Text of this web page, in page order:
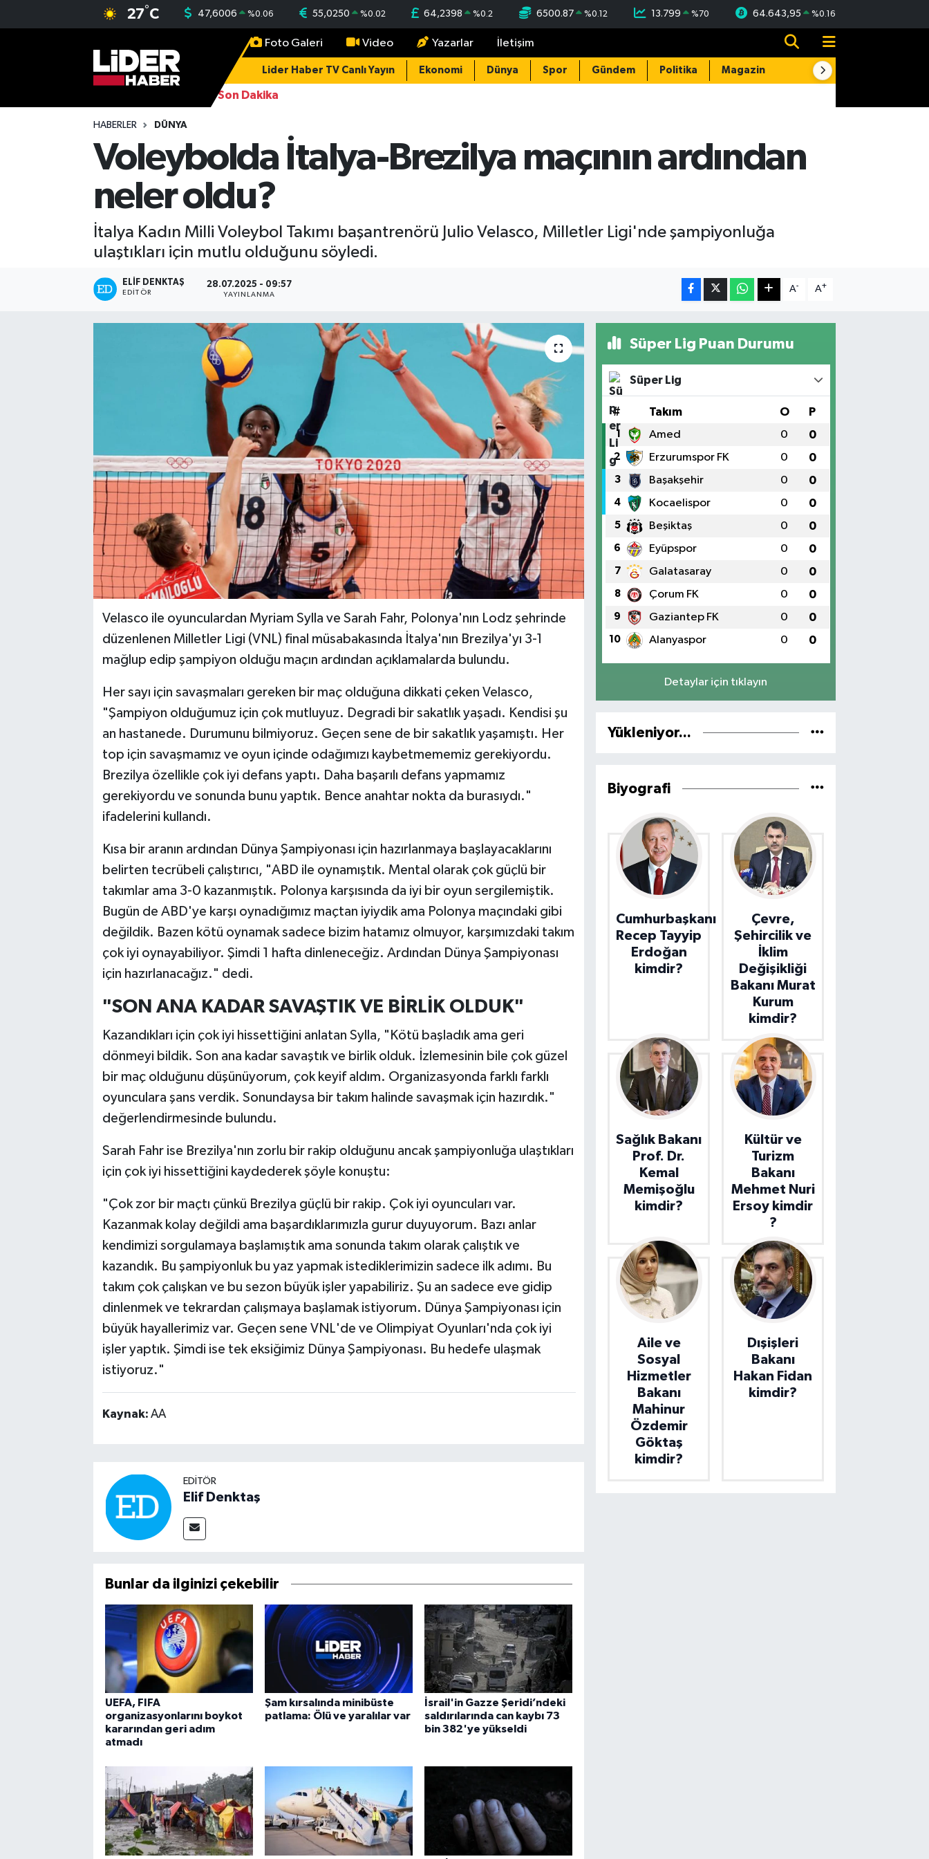
27°C 47,6006 %0.06 55,0250 %0.02 64,2398 %0.2 6500.87 %0.12 13.799 %70 64.643,95 %0.16
Foto Galeri Video Yazarlar İletişim
Lider Haber TV Canlı Yayın Ekonomi Dünya Spor Gündem Politika Magazin Resmi İlanlar
Son Dakika
HABERLER DÜNYA
Voleybolda İtalya-Brezilya maçının ardından
neler oldu?
İtalya Kadın Milli Voleybol Takımı başantrenörü Julio Velasco, Milletler Ligi'nde şampiyonluğa
ulaştıkları için mutlu olduğunu söyledi.
ELIF DENKTAŞ
EDITÖR
28.07.2025 - 09:57
YAYINLANMA
A- A+
Velasco ile oyunculardan Myriam Sylla ve Sarah Fahr, Polonya'nın Lodz şehrinde
düzenlenen Milletler Ligi (VNL) final müsabakasında İtalya'nın Brezilya'yı 3-1
mağlup edip şampiyon olduğu maçın ardından açıklamalarda bulundu.
Her sayı için savaşmaları gereken bir maç olduğuna dikkati çeken Velasco,
"Şampiyon olduğumuz için çok mutluyuz. Degradi bir sakatlık yaşadı. Kendisi şu
an hastanede. Durumunu bilmiyoruz. Geçen sene de bir sakatlık yaşamıştı. Her
top için savaşmamız ve oyun içinde odağımızı kaybetmememiz gerekiyordu.
Brezilya özellikle çok iyi defans yaptı. Daha başarılı defans yapmamız
gerekiyordu ve sonunda bunu yaptık. Bence anahtar nokta da burasıydı."
ifadelerini kullandı.
Kısa bir aranın ardından Dünya Şampiyonası için hazırlanmaya başlayacaklarını
belirten tecrübeli çalıştırıcı, "ABD ile oynamıştık. Mental olarak çok güçlü bir
takımlar ama 3-0 kazanmıştık. Polonya karşısında da iyi bir oyun sergilemiştik.
Bugün de ABD'ye karşı oynadığımız maçtan iyiydik ama Polonya maçındaki gibi
değildik. Bazen kötü oynamak sadece bizim hatamız olmuyor, karşımızdaki takım
çok iyi oynayabiliyor. Şimdi 1 hafta dinleneceğiz. Ardından Dünya Şampiyonası
için hazırlanacağız." dedi.
"SON ANA KADAR SAVAŞTIK VE BİRLİK OLDUK"
Kazandıkları için çok iyi hissettiğini anlatan Sylla, "Kötü başladık ama geri
dönmeyi bildik. Son ana kadar savaştık ve birlik olduk. İzlemesinin bile çok güzel
bir maç olduğunu düşünüyorum, çok keyif aldım. Organizasyonda farklı farklı
oyunculara şans verdik. Sonundaysa bir takım halinde savaşmak için hazırdık."
değerlendirmesinde bulundu.
Sarah Fahr ise Brezilya'nın zorlu bir rakip olduğunu ancak şampiyonluğa ulaştıkları
için çok iyi hissettiğini kaydederek şöyle konuştu:
"Çok zor bir maçtı çünkü Brezilya güçlü bir rakip. Çok iyi oyuncuları var.
Kazanmak kolay değildi ama başardıklarımızla gurur duyuyorum. Bazı anlar
kendimizi sorgulamaya başlamıştık ama sonunda takım olarak çalıştık ve
kazandık. Bu şampiyonluk bu yaz yapmak istediklerimizin sadece ilk adımı. Bu
takım çok çalışkan ve bu sezon büyük işler yapabiliriz. Şu an sadece eve gidip
dinlenmek ve tekrardan çalışmaya başlamak istiyorum. Dünya Şampiyonası için
büyük hayallerimiz var. Geçen sene VNL'de ve Olimpiyat Oyunları'nda çok iyi
işler yaptık. Şimdi ise tek eksiğimiz Dünya Şampiyonası. Bu hedefe ulaşmak
istiyoruz."
Kaynak: AA
EDITÖR
Elif Denktaş
Bunlar da ilginizi çekebilir
UEFA, FIFA
organizasyonlarını boykot
kararından geri adım
atmadı
Şam kırsalında minibüste
patlama: Ölü ve yaralılar var
İsrail'in Gazze Şeridi’ndeki
saldırılarında can kaybı 73
bin 382'ye yükseldi
Süper Lig Puan Durumu
Süper Lig
# Takım O P
1 Amed 0 0
2 Erzurumspor FK 0 0
3 Başakşehir 0 0
4 Kocaelispor 0 0
5 Beşiktaş 0 0
6 Eyüpspor 0 0
7 Galatasaray 0 0
8 Çorum FK 0 0
9 Gaziantep FK 0 0
10 Alanyaspor 0 0
Detaylar için tıklayın
Yükleniyor...
Biyografi
Cumhurbaşkanı
Recep Tayyip
Erdoğan
kimdir?
Çevre,
Şehircilik ve
İklim
Değişikliği
Bakanı Murat
Kurum
kimdir?
Sağlık Bakanı
Prof. Dr.
Kemal
Memişoğlu
kimdir?
Kültür ve
Turizm
Bakanı
Mehmet Nuri
Ersoy kimdir
?
Aile ve
Sosyal
Hizmetler
Bakanı
Mahinur
Özdemir
Göktaş
kimdir?
Dışişleri
Bakanı
Hakan Fidan
kimdir?
Lider Haber TV Canlı Yayın izle
Nöbetçi Eczaneler
Hava Durumu
İstanbul Namaz Vakitleri
Trafik Durumu
Süper Lig Puan Durumu ve Fikstür
Tüm Manşetler
Son Dakika Haberleri
Haber Arşivi